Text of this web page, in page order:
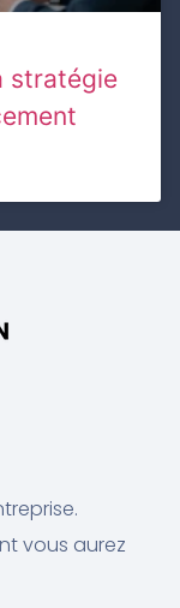
stratégie
vous aurez